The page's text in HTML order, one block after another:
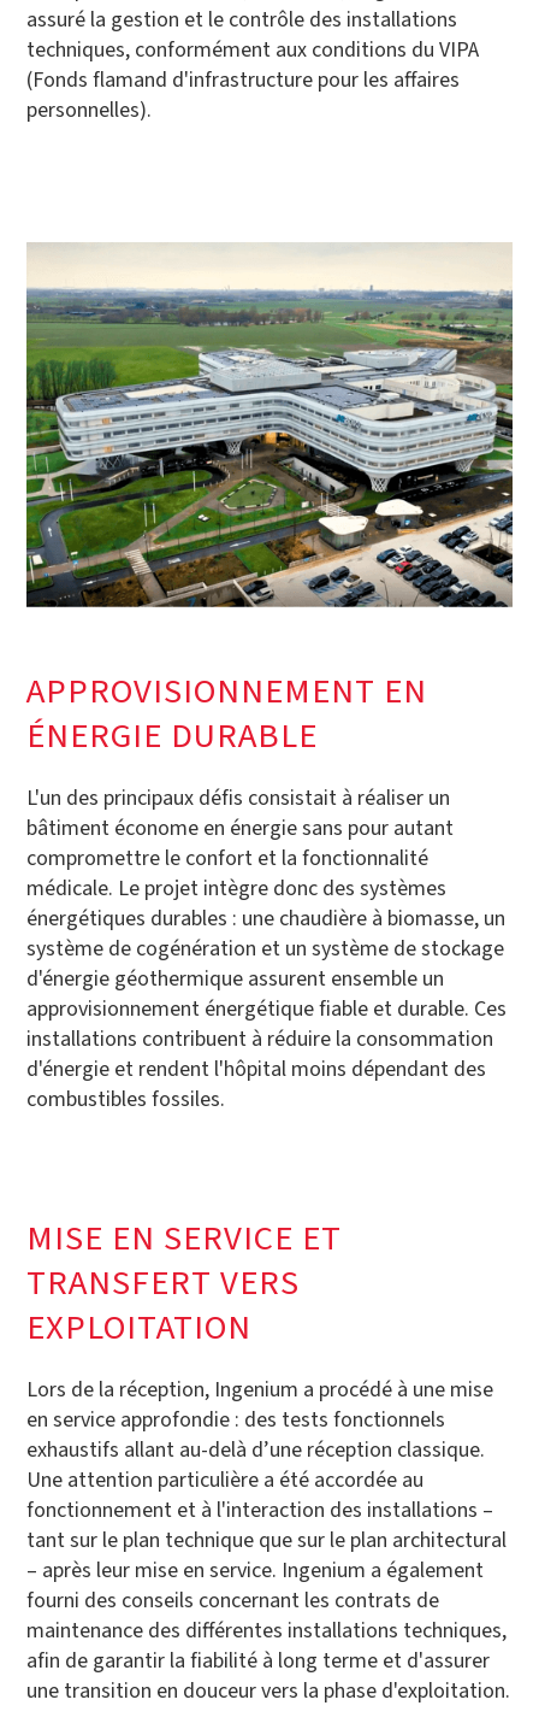
assuré la gestion et le contrôle des installations
techniques, conformément aux conditions du VIPA
(Fonds flamand d'infrastructure pour les affaires
personnelles).
APPROVISIONNEMENT EN
ÉNERGIE DURABLE
L'un des principaux défis consistait à réaliser un
bâtiment économe en énergie sans pour autant
compromettre le confort et la fonctionnalité
médicale. Le projet intègre donc des systèmes
énergétiques durables : une chaudière à biomasse, un
système de cogénération et un système de stockage
d'énergie géothermique assurent ensemble un
approvisionnement énergétique fiable et durable. Ces
installations contribuent à réduire la consommation
d'énergie et rendent l'hôpital moins dépendant des
combustibles fossiles.
MISE EN SERVICE ET
TRANSFERT VERS
EXPLOITATION
Lors de la réception, Ingenium a procédé à une mise
en service approfondie : des tests fonctionnels
exhaustifs allant au-delà d’une réception classique.
Une attention particulière a été accordée au
fonctionnement et à l'interaction des installations –
tant sur le plan technique que sur le plan architectural
– après leur mise en service. Ingenium a également
fourni des conseils concernant les contrats de
maintenance des différentes installations techniques,
afin de garantir la fiabilité à long terme et d'assurer
une transition en douceur vers la phase d'exploitation.